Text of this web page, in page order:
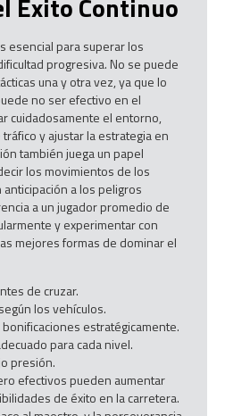
esencial para superar los
progresiva. No se puede
una y otra vez, ya que lo
no ser efectivo en el
cuidadosamente el entorno,
y ajustar la estrategia en
también juega un papel
los movimientos de los
a los peligros
a un jugador promedio de
y experimentar con
mejores formas de dominar el
de cruzar.
los vehículos.
estratégicamente.
para cada nivel.
presión.
efectivos pueden aumentar
de éxito en la carretera.